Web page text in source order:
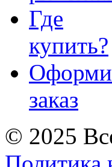
Где
купить?
заказ
© 2025